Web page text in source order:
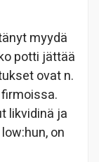
myydä
potti jättää
ovat n.
likvidinä ja
on